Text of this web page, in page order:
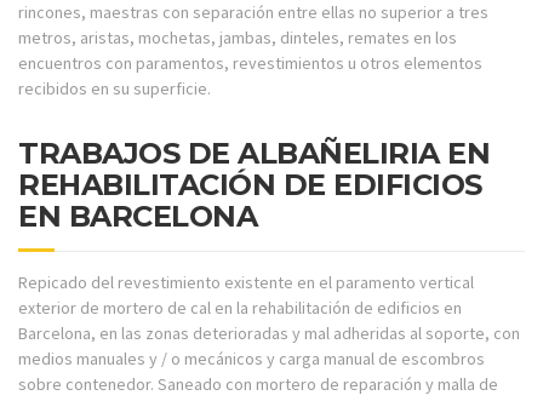
rincones, maestras con separación entre ellas no superior a tres
metros, aristas, mochetas, jambas, dinteles, remates en los
encuentros con paramentos, revestimientos u otros elementos
recibidos en su superficie.
TRABAJOS DE ALBAÑELIRIA EN
REHABILITACIÓN DE EDIFICIOS
EN BARCELONA
Repicado del revestimiento existente en el paramento vertical
exterior de mortero de cal en la rehabilitación de edificios en
Barcelona, en las zonas deterioradas y mal adheridas al soporte, con
medios manuales y / o mecánicos y carga manual de escombros
sobre contenedor. Saneado con mortero de reparación y malla de